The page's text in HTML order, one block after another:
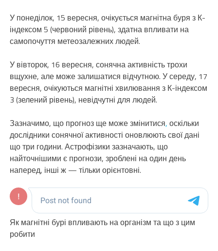
У понеділок, 15 вересня, очікується магнітна буря з К-
індексом 5 (червоний рівень), здатна впливати на
самопочуття метеозалежних людей.
У вівторок, 16 вересня, сонячна активність трохи
вщухне, але може залишатися відчутною. У середу, 17
вересня, очікуються магнітні хвилювання з К-індексом
3 (зелений рівень), невідчутні для людей.
Зазначимо, що прогноз ще може змінитися, оскільки
дослідники сонячної активності оновлюють свої дані
що три години. Астрофізики зазначають, що
найточнішими є прогнози, зроблені на один день
наперед, інші ж — тільки орієнтовні.
Як магнітні бурі впливають на організм та що з цим
робити